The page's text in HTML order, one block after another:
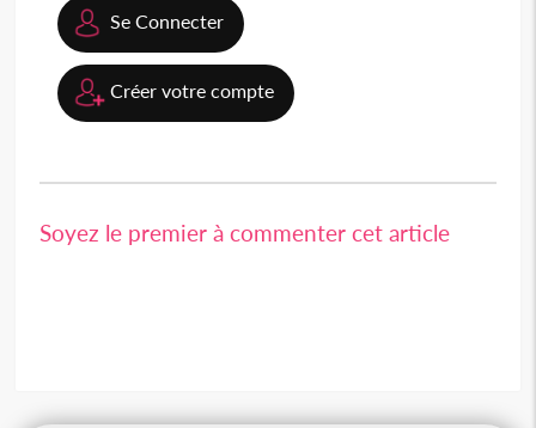
Se Connecter
Créer votre compte
Soyez le premier à commenter cet article